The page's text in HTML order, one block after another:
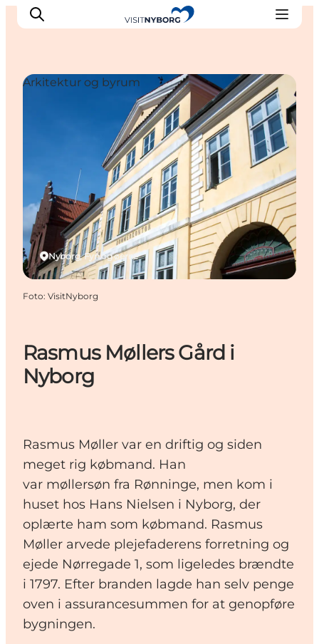
Oplev Nyborg
Det sker i Nyborg
Sprogø
Planlæg din tur
Book & køb
Rasmus Møllers Gård i
Nyborg
Rasmus Møller var en driftig og siden
meget rig købmand. Han
var møllersøn fra Rønninge, men kom i
huset hos Hans Nielsen i Nyborg, der
oplærte ham som købmand. Rasmus
Møller arvede plejefaderens forretning og
ejede Nørregade 1, som ligeledes brændte
i 1797. Efter branden lagde han selv penge
oven i assurancesummen for at genopføre
bygningen.
Nyborg, Fyn og øerne
Arkitektur og byrum
Foto: VisitNyborg